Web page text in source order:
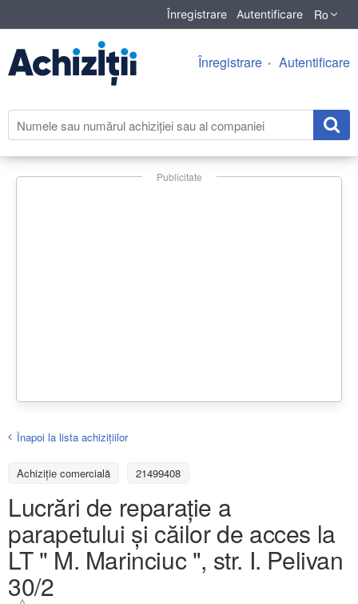
Înregistrare Autentificare Ro
Înregistrare Autentificare
Publicitate
Înapoi la lista achiziţiilor
Achizițiе comercială 21499408
Lucrări de reparație a
parapetului și căilor de acces la
LT " M. Marinciuc ", str. I. Pelivan
30/2